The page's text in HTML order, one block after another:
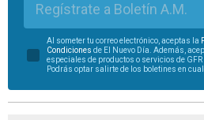
Regístrate a Boletín A.M.
Al someter tu correo electrónico, aceptas la
Condiciones de El Nuevo Día. Además,
especiales de productos o servicios de
Podrás optar salirte de los boletines en